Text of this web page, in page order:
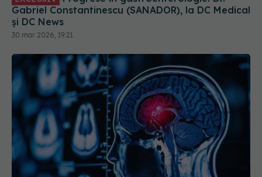
Gabriel Constantinescu (SANADOR), la DC Medical
și DC News
30 mar 2026, 19:21